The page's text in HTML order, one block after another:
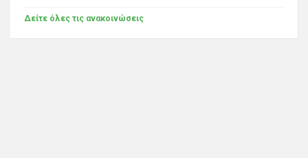
Δείτε όλες τις ανακοινώσεις